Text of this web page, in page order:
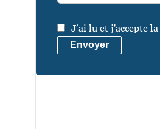
J’ai lu et j'accepte la
Envoyer